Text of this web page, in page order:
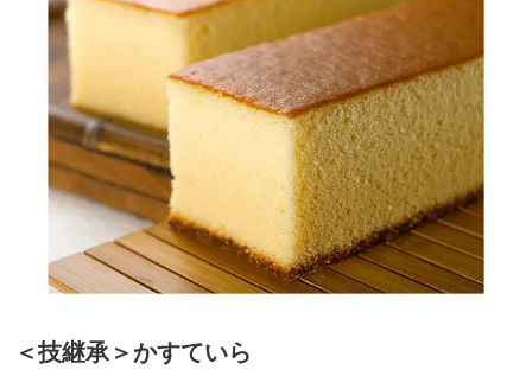
＜技継承＞かすていら